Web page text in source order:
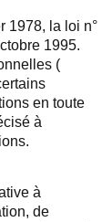
1978, la loi n°
1995.
(
en toute
à
à
de